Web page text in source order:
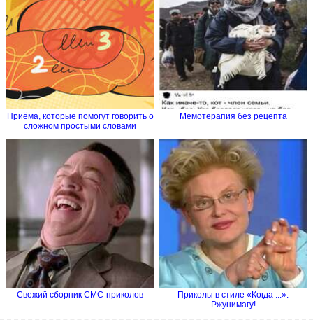
Приёма, которые помогут говорить о
сложном простыми словами
Мемотерапия без рецепта
Свежий сборник СМС-приколов
Приколы в стиле «Когда ...».
Ржунимагу!